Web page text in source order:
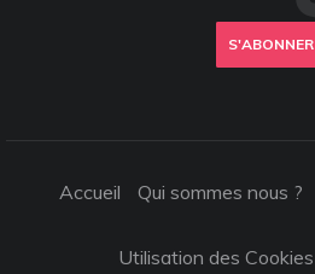
S'ABONNER
Accueil Qui sommes nous ?
Utilisation des Cookies